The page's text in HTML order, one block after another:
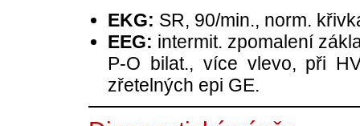
EKG: SR, 90/min., norm.
EEG: intermit. zpomalení
P-O bilat., více vlevo, při
zřetelných epi GE.